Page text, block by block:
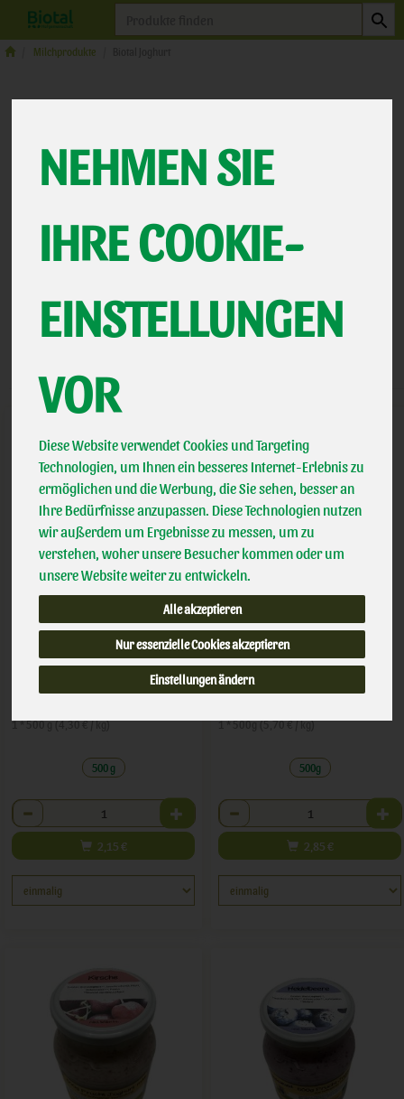
NEHMEN SIE
IHRE COOKIE-
EINSTELLUNGEN
VOR
Diese Website verwendet Cookies und Targeting
Technologien, um Ihnen ein besseres Internet-Erlebnis zu
ermöglichen und die Werbung, die Sie sehen, besser an
Ihre Bedürfnisse anzupassen. Diese Technologien nutzen
wir außerdem um Ergebnisse zu messen, um zu
verstehen, woher unsere Besucher kommen oder um
unsere Website weiter zu entwickeln.
Alle akzeptieren
Nur essenzielle Cookies akzeptieren
Einstellungen ändern
Milchprodukte
12
Hersteller Allergene
Naturjoghurt
2,15 € / 500 g
1 * 500 g (4,30 € / kg)
500 g
Anzahl
2,15 €
Erdbeerjoghurt
2,85 € / 500g
1 * 500g (5,70 € / kg)
500g
Anzahl
2,85 €